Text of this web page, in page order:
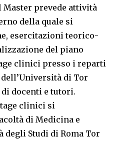
prevede attività
della quale si
esercitazioni teorico-
del piano
clinici presso i reparti
di Tor
di docenti e tutori.
clinici si
di Medicina e
Studi di Roma Tor